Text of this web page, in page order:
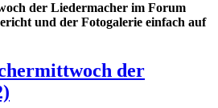
der Liedermacher im Forum
und der Fotogalerie einfach auf
der